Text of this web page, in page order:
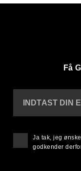
Få
INDTAST DIN
Ja tak, jeg
godkender